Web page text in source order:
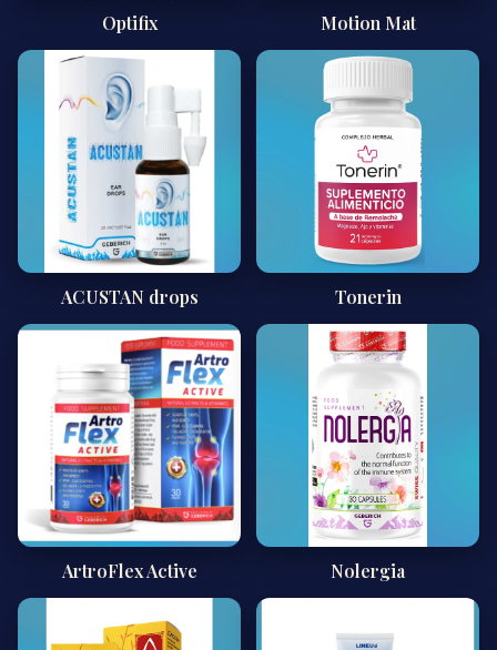
Optifix Motion Mat
ACUSTAN drops Tonerin
ArtroFlex Active Nolergia